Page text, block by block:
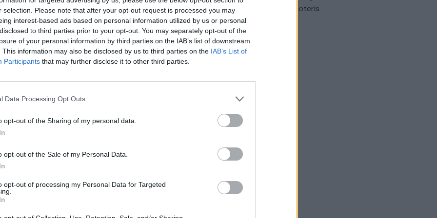
selection. Please note that after your opt-out request is processed you may
interest-based ads based on personal information utilized by us or personal
to third parties prior to your opt-out. You may separately opt-out of the
of your personal information by third parties on the IAB’s list of downstream
This information may also be disclosed by us to third parties on the IAB’s List of
Participants that may further disclose it to other third parties.
Data Processing Opt Outs
opt-out of the Sharing of my personal data.
opt-out of the Sale of my Personal Data.
opt-out of processing my Personal Data for Targeted
Vytauto Kernagio fondas
liko
Plinta audros vaizdai iš visos Lietuvos:
netoli Druskininkų vėjas vertė ištisus
medžius
darbo savaitę: karščiai atsitrauks
automobilis sužalojo dvi moteris
Žinios | Lietuvos diena